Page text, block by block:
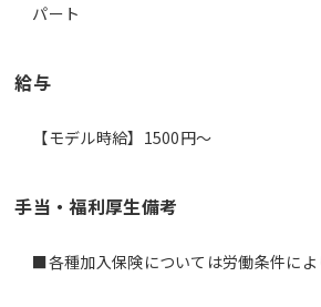
パート
給与
【モデル時給】1500円〜
手当・福利厚生備考
■各種加入保険については労働条件によ